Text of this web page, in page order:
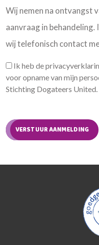
Wij nemen na ontvangst
aanvraag in behandeling. In het verlengde hiervan zullen
wij telefonisch contact
voor opname van mijn
Stichting Dogateers United.
VERSTUUR AANMELDING